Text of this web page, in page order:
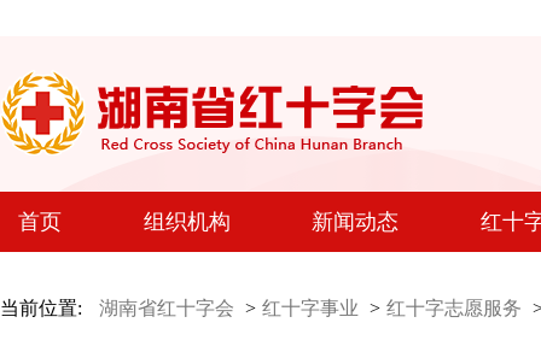
首页 组织机构 新闻动态 红十
当前位置: 湖南省红十字会 > 红十字事业 > 红十字志愿服务